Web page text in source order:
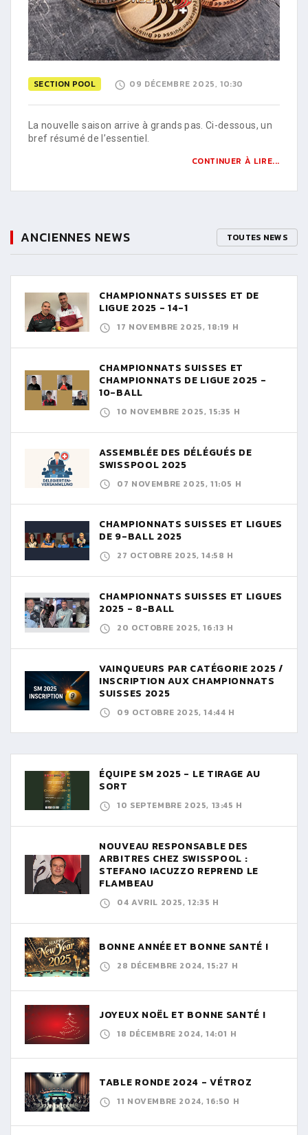
SECTION POOL 09 DÉCEMBRE 2025, 10:30
La nouvelle saison arrive à grands pas. Ci-dessous, un
bref résumé de l’essentiel.
CONTINUER À LIRE...
ANCIENNES NEWS TOUTES NEWS
CHAMPIONNATS SUISSES ET DE
LIGUE 2025 - 14-1
17 NOVEMBRE 2025, 18:19 H
CHAMPIONNATS SUISSES ET
CHAMPIONNATS DE LIGUE 2025 -
10-BALL
10 NOVEMBRE 2025, 15:35 H
ASSEMBLÉE DES DÉLÉGUÉS DE
SWISSPOOL 2025
07 NOVEMBRE 2025, 11:05 H
CHAMPIONNATS SUISSES ET LIGUES
DE 9-BALL 2025
27 OCTOBRE 2025, 14:58 H
CHAMPIONNATS SUISSES ET LIGUES
2025 - 8-BALL
20 OCTOBRE 2025, 16:13 H
VAINQUEURS PAR CATÉGORIE 2025 /
INSCRIPTION AUX CHAMPIONNATS
SUISSES 2025
09 OCTOBRE 2025, 14:44 H
ÉQUIPE SM 2025 - LE TIRAGE AU
SORT
10 SEPTEMBRE 2025, 13:45 H
NOUVEAU RESPONSABLE DES
ARBITRES CHEZ SWISSPOOL :
STEFANO IACUZZO REPREND LE
FLAMBEAU
04 AVRIL 2025, 12:35 H
BONNE ANNÉE ET BONNE SANTÉ !
28 DÉCEMBRE 2024, 15:27 H
JOYEUX NOËL ET BONNE SANTÉ !
18 DÉCEMBRE 2024, 14:01 H
TABLE RONDE 2024 - VÉTROZ
11 NOVEMBRE 2024, 16:50 H